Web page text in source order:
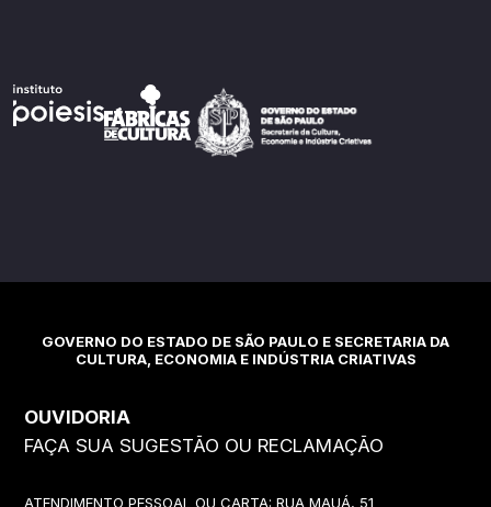
GOVERNO DO ESTADO DE SÃO PAULO E SECRETARIA DA
CULTURA, ECONOMIA E INDÚSTRIA CRIATIVAS
OUVIDORIA
FAÇA SUA SUGESTÃO OU RECLAMAÇÃO
ATENDIMENTO PESSOAL OU CARTA: RUA MAUÁ, 51